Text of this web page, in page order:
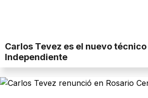
Carlos Tevez es el nuevo
Independiente